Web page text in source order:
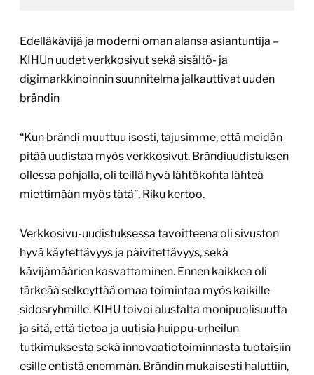
Edelläkävijä ja moderni oman alansa asiantuntija –
KIHUn uudet verkkosivut sekä sisältö- ja
digimarkkinoinnin suunnitelma jalkauttivat uuden
brändin
“Kun brändi muuttuu isosti, tajusimme, että meidän
pitää uudistaa myös verkkosivut. Brändiuudistuksen
ollessa pohjalla, oli teillä hyvä lähtökohta lähteä
miettimään myös tätä”, Riku kertoo.
Verkkosivu-uudistuksessa tavoitteena oli sivuston
hyvä käytettävyys ja päivitettävyys, sekä
kävijämäärien kasvattaminen. Ennen kaikkea oli
tärkeää selkeyttää omaa toimintaa myös kaikille
sidosryhmille. KIHU toivoi alustalta monipuolisuutta
ja sitä, että tietoa ja uutisia huippu-urheilun
tutkimuksesta sekä innovaatiotoiminnasta tuotaisiin
esille entistä enemmän. Brändin mukaisesti haluttiin,